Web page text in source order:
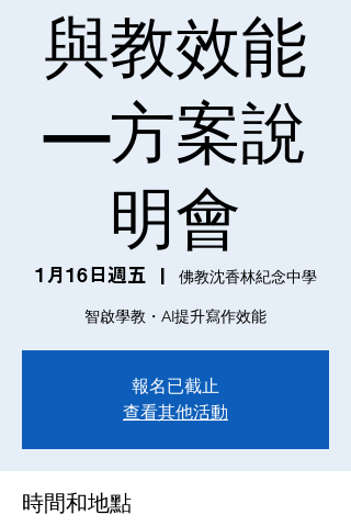
與教效能
—方案說
明會
1月16日週五
  |
佛教沈香林紀念中學
智啟學教・AI提升寫作效能
報名已截止
查看其他活動
時間和地點